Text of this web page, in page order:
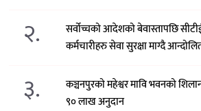
२.
सर्वोच्चको आदेशको बेवास्तापछि
कर्मचारीहरु सेवा सुरक्षा माग्दै
३.
कञ्चनपुरको महेश्वर मावि भवनको
९० लाख अनुदान